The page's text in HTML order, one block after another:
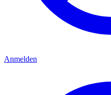
Anmelden